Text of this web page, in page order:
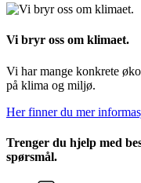
Vi bryr oss om klimaet.
Vi har mange konkrete
på klima og miljø.
Her finner du mer
Trenger du hjelp med
spørsmål.